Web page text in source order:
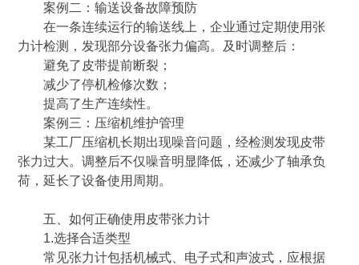
案例二：输送设备故障预防
在一条连续运行的输送线上，企业通过定期使用张
力计检测，发现部分设备张力偏高。及时调整后：
避免了皮带提前断裂；
减少了停机检修次数；
提高了生产连续性。
案例三：压缩机维护管理
某工厂压缩机长期出现噪音问题，经检测发现皮带
张力过大。调整后不仅噪音明显降低，还减少了轴承负
荷，延长了设备使用周期。
五、如何正确使用皮带张力计
1.选择合适类型
常见张力计包括机械式、电子式和声波式，应根据